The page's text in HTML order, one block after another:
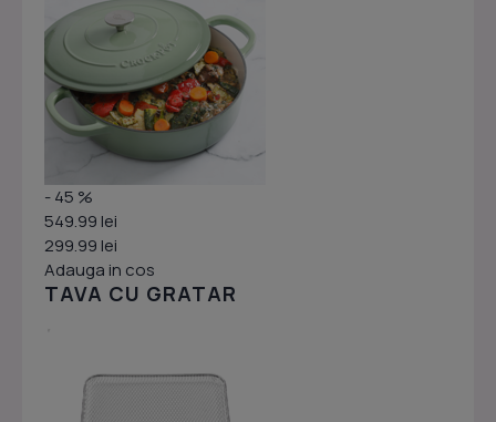
- 45 %
549.99 lei
299.99 lei
Adauga in cos
TAVA CU GRATAR